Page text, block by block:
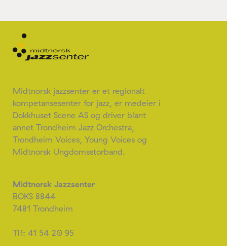
Midtnorsk jazzsenter er et regionalt
kompetansesenter for jazz, er medeier i
Dokkhuset Scene AS og driver blant
annet Trondheim Jazz Orchestra,
Trondheim Voices, Young Voices og
Midtnorsk Ungdomsstorband.
Midtnorsk Jazzsenter
BOKS 8844
7481 Trondheim
Tlf: 41 54 20 95